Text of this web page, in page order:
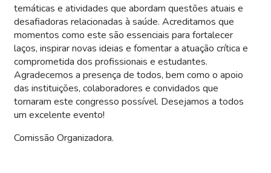
temáticas e atividades que abordam questões atuais e
desafiadoras relacionadas à saúde. Acreditamos que
momentos como este são essenciais para fortalecer
laços, inspirar novas ideias e fomentar a atuação crítica e
comprometida dos profissionais e estudantes.
Agradecemos a presença de todos, bem como o apoio
das instituições, colaboradores e convidados que
tornaram este congresso possível. Desejamos a todos
um excelente evento!
Comissão Organizadora.